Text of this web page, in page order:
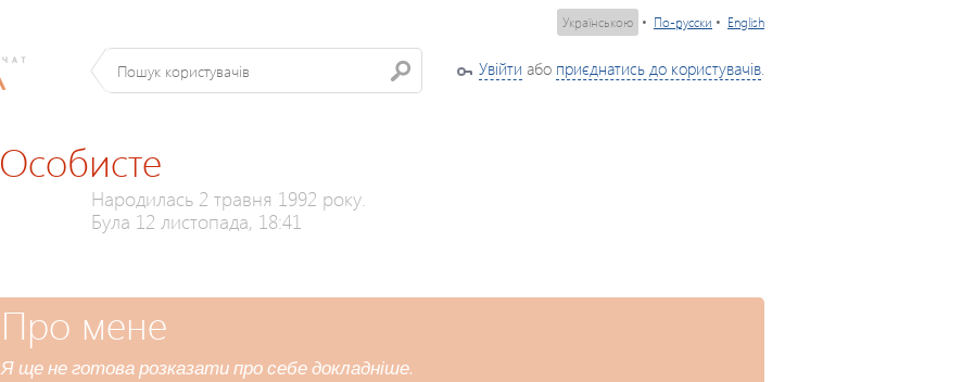
Українською • По-русски • English
Увійти або приєднатись до користувачів.
Особисте
Народилась 2 травня 1992 року.
Була 12 листопада, 18:41
Про мене
Я ще не готова розказати про себе докладніше.